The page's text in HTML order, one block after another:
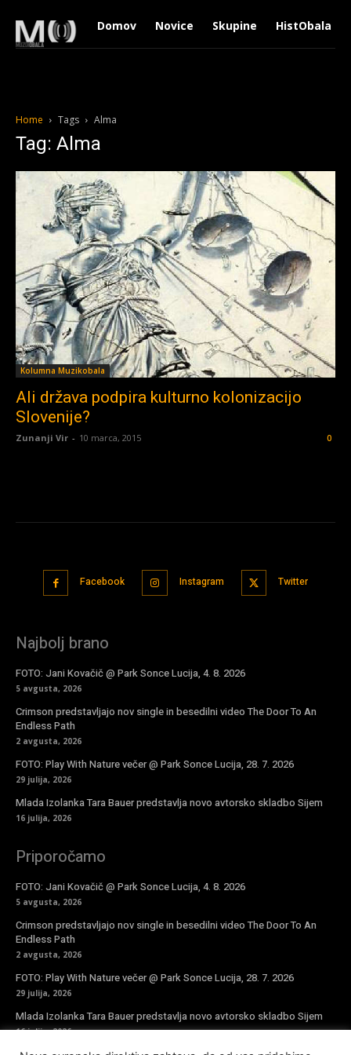
Domov Novice Skupine HistObala
Home Tags Alma
Tag: Alma
Kolumna Muzikobala
Ali država podpira kulturno kolonizacijo
Slovenije?
Zunanji Vir - 10 marca, 2015 0
Facebook Instagram Twitter
Najbolj brano
FOTO: Jani Kovačič @ Park Sonce Lucija, 4. 8. 2026
5 avgusta, 2026
Crimson predstavljajo nov single in besedilni video The Door To An
Endless Path
2 avgusta, 2026
FOTO: Play With Nature večer @ Park Sonce Lucija, 28. 7. 2026
29 julija, 2026
Mlada Izolanka Tara Bauer predstavlja novo avtorsko skladbo Sijem
16 julija, 2026
Priporočamo
FOTO: Jani Kovačič @ Park Sonce Lucija, 4. 8. 2026
5 avgusta, 2026
Crimson predstavljajo nov single in besedilni video The Door To An
Endless Path
2 avgusta, 2026
FOTO: Play With Nature večer @ Park Sonce Lucija, 28. 7. 2026
29 julija, 2026
Mlada Izolanka Tara Bauer predstavlja novo avtorsko skladbo Sijem
16 julija, 2026